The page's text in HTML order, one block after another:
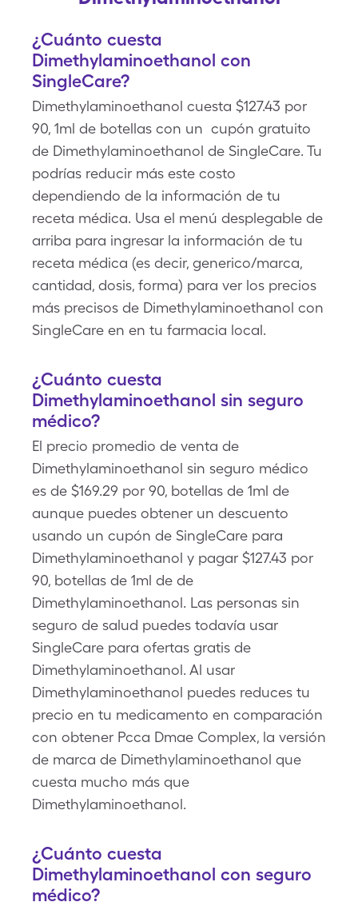
¿Cuánto cuesta
Dimethylaminoethanol con
SingleCare?
Dimethylaminoethanol cuesta $127.43 por
90, 1ml de botellas con un cupón gratuito
de Dimethylaminoethanol de SingleCare. Tu
podrías reducir más este costo
dependiendo de la información de tu
receta médica. Usa el menú desplegable de
arriba para ingresar la información de tu
receta médica (es decir, generico/marca,
cantidad, dosis, forma) para ver los precios
más precisos de Dimethylaminoethanol con
SingleCare en en tu farmacia local.
¿Cuánto cuesta
Dimethylaminoethanol sin seguro
médico?
El precio promedio de venta de
Dimethylaminoethanol sin seguro médico
es de $169.29 por 90, botellas de 1ml de
aunque puedes obtener un descuento
usando un cupón de SingleCare para
Dimethylaminoethanol y pagar $127.43 por
90, botellas de 1ml de de
Dimethylaminoethanol. Las personas sin
seguro de salud puedes todavía usar
SingleCare para ofertas gratis de
Dimethylaminoethanol. Al usar
Dimethylaminoethanol puedes reduces tu
precio en tu medicamento en comparación
con obtener Pcca Dmae Complex, la versión
de marca de Dimethylaminoethanol que
cuesta mucho más que
Dimethylaminoethanol.
¿Cuánto cuesta
Dimethylaminoethanol con seguro
médico?